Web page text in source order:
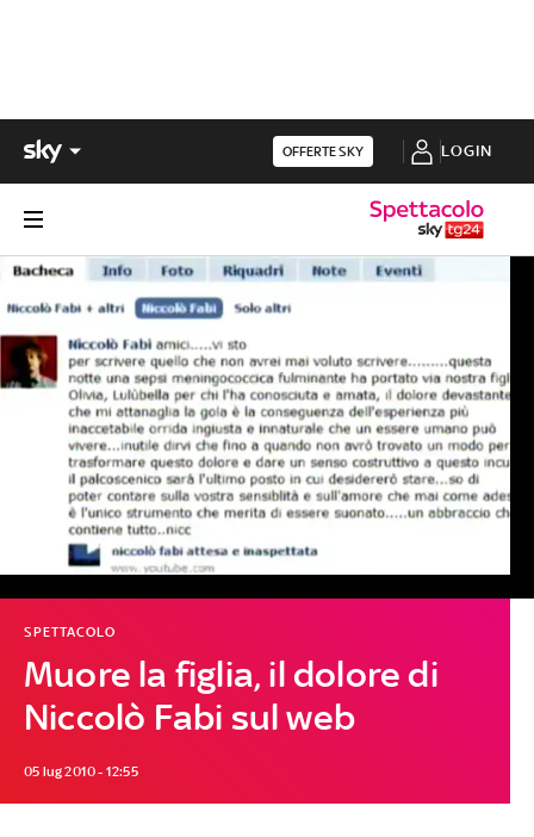
OFFERTE SKY LOGIN
Muore la figlia, il dolore di
Niccolò Fabi sul web
SPETTACOLO
05 lug 2010 - 12:55